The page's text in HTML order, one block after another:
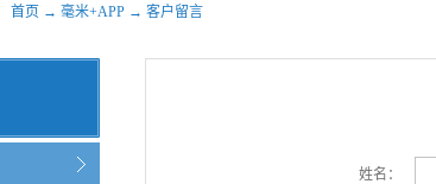
首页 → 毫米+APP → 客户留言
姓名：